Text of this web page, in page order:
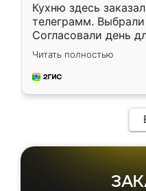
Кухню здесь
телеграмм.
Согласовали день
недели кухня была
довольны работой.
мебель за
Читать полностью